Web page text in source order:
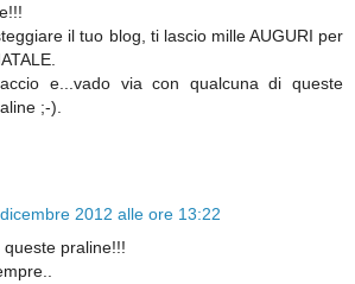
il tuo blog, ti lascio mille AUGURI per
e...vado via con qualcuna di queste
;-).
2012 alle ore 13:22
praline!!!